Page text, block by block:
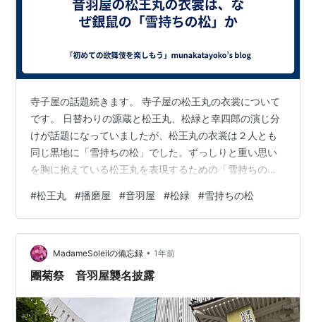
寺子屋の話題続きます。 寺子屋の松王丸の衣裳について
です。 日替わりの源蔵と松王丸、松緑と幸四郎の演じ分
けが話題になっていましたが、松王丸の衣裳は２人とも
同じ黒地に「雪持ちの松」でした。ずっしりと重い思い
を胸に抱えている松王丸を表現するための「雪持ちの
鼠というグレーがかった地に「雪持ちの松」、でも今回
は黒地に「雪持ちの松」でした。黒地の播磨屋に弔意を
示しての判断だそう。 つまり、この月は播磨屋の衣裳で
音羽屋型を演じるレアな松王丸が見られたというわけで
す。 松緑ブログ1052によれば、黒地の衣裳にすることに
#松王丸 #播磨屋 #音羽屋 #松緑 #雪持ちの松
MadameSoleilの備忘録 • 1年前
團菊祭 音羽屋襲名披露